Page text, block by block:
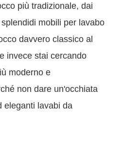
più tradizionale, dai
mobili per lavabo
davvero classico al
invece stai cercando
moderno e
non dare un'occhiata
eleganti lavabi da